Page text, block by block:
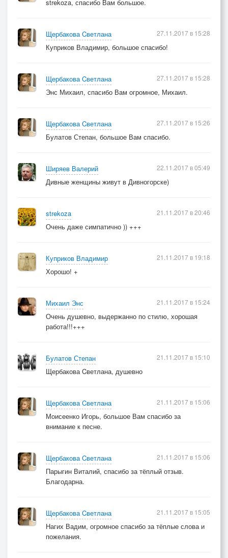
strekoza, спасибо Вам большое.
Щербакова Cветлана
Куприков Владимир, большое спасибо!
27.11.2017 в 15:28
Щербакова Cветлана
Энс Михаил, спасибо Вам огромное, Михаил.
27.11.2017 в 15:28
Щербакова Cветлана
Булатов Степан, большое Вам спасибо.
27.11.2017 в 15:26
Ширяев Валерий
Дивные женщины живут в Дивногорске)
22.11.2017 в 05:49
strekoza
Очень даже симпатично )) +++
21.11.2017 в 20:46
Куприков Владимир
Хорошо! +
21.11.2017 в 19:18
Михаил Энс
Очень душевно, выдержанно по стилю, хорошая
работа!!!+++
21.11.2017 в 15:24
Булатов Степан
Щербакова Cветлана, душевно
21.11.2017 в 15:10
Щербакова Cветлана
Моисеенко Игорь, большое Вам спасибо за
внимание к песне.
21.11.2017 в 15:06
Щербакова Cветлана
Парыгин Виталий, спасибо за тёплый отзыв.
Благодарна.
21.11.2017 в 15:06
Щербакова Cветлана
Нагих Вадим, огромное спасибо за тёплые слова и
пожелания.
21.11.2017 в 15:05